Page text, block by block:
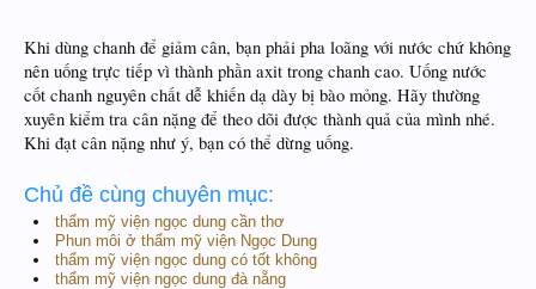
Khi dùng chanh để giảm cân, bạn phải pha loãng với nước chứ không
nên uống trực tiếp vì thành phần axit trong chanh cao. Uống nước
cốt chanh nguyên chất dễ khiến dạ dày bị bào mỏng. Hãy thường
xuyên kiểm tra cân nặng để theo dõi được thành quả của mình nhé.
Khi đạt cân nặng như ý, bạn có thể dừng uống.
Chủ đề cùng chuyên mục:
thẩm mỹ viện ngọc dung cần thơ
Phun môi ở thẩm mỹ viện Ngọc Dung
thẩm mỹ viện ngọc dung có tốt không
thẩm mỹ viện ngọc dung đà nẵng